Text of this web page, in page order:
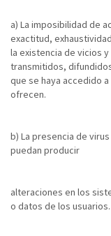
a) La imposibilidad de
exactitud,
la existencia de vicios
transmitidos,
que se haya accedido
ofrecen.
b) La presencia de
puedan producir
alteraciones en los
o datos de los usuarios.